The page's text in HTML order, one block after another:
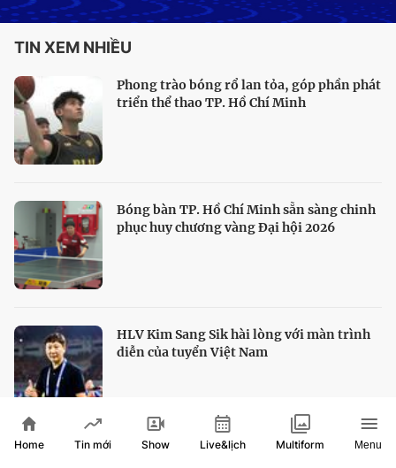
TIN XEM NHIỀU
Phong trào bóng rổ lan tỏa, góp phần phát
triển thể thao TP. Hồ Chí Minh
Bóng bàn TP. Hồ Chí Minh sẵn sàng chinh
phục huy chương vàng Đại hội 2026
HLV Kim Sang Sik hài lòng với màn trình
diễn của tuyển Việt Nam
Home Tin mới Show Live&lịch Multiform Menu